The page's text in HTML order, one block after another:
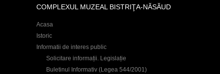
COMPLEXUL MUZEAL BISTRIŢA-NĂSĂUD
Acasa
Istoric
Informatii de interes public
Solicitare informații. Legislație
Buletinul Informativ (Legea 544/2001)